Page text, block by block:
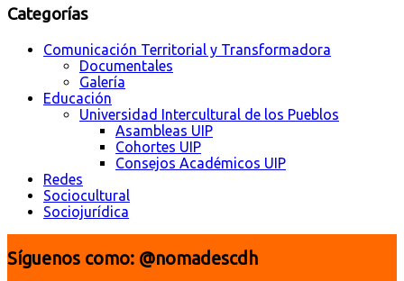
Categorías
Comunicación Territorial y Transformadora
Documentales
Galería
Educación
Universidad Intercultural de los Pueblos
Asambleas UIP
Cohortes UIP
Consejos Académicos UIP
Redes
Sociocultural
Sociojurídica
Síguenos como: @nomadescdh